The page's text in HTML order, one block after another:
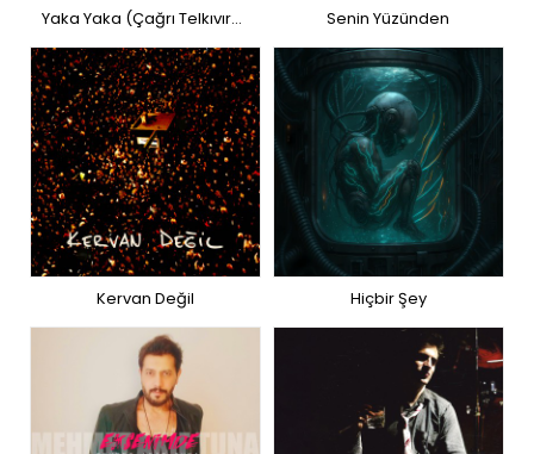
Yaka Yaka (Çağrı Telkıvıran Versiyon) Senin Yüzünden
Kervan Değil Hiçbir Şey